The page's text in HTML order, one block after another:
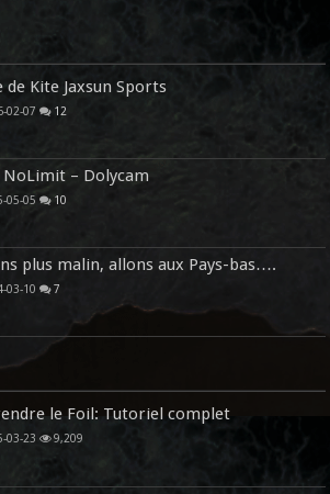
de Kite Jaxsun Sports
02-07 12
NoLimit – Dolycam
05-05 10
plus malin, allons aux Pays-bas….
03-10 7
le Foil: Tutoriel complet
03-23 9,209